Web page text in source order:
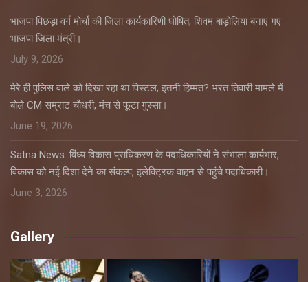
भाजपा पिछड़ा वर्ग मोर्चा की जिला कार्यकारिणी घोषित, शिवम बाड़ोलिया बनाए गए
भाजपा जिला मंत्री।
July 9, 2026
मेरे ही पुलिस वाले को दिखा रहा था पिस्टल, इतनी हिम्मत? भरत तिवारी मामले में
बोले CM सम्राट चौधरी, मंच से फूटा गुस्सा।
June 19, 2026
Satna News: विंध्य विकास प्राधिकरण के पदाधिकारियों ने संभाला कार्यभार,
विकास को नई दिशा देने का संकल्प, इलेक्ट्रिक वाहन से पहुंचे पदाधिकारी।
June 3, 2026
Gallery